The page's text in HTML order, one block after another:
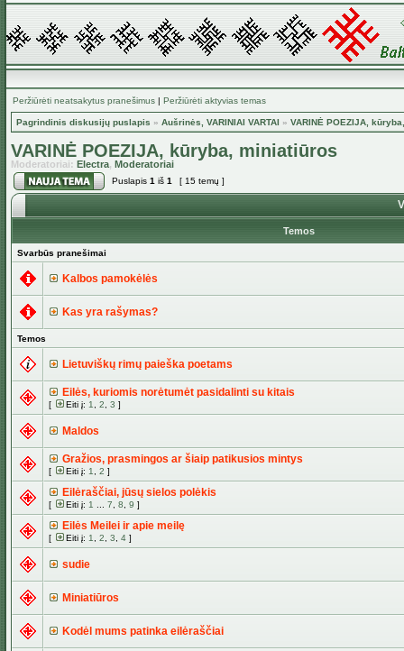
Peržiūrėti neatsakytus pranešimus | Peržiūrėti aktyvias temas
Pagrindinis diskusijų puslapis » Aušrinės, VARINIAI VARTAI » VARINĖ POEZIJA,
VARINĖ POEZIJA, kūryba, miniatiūros
Moderatoriai: Electra, Moderatoriai
Puslapis 1 iš 1 [ 15 temų ]
Temos
Svarbūs pranešimai
Kalbos pamokėlės
Kas yra rašymas?
Temos
Lietuviškų rimų paieška poetams
Eilės, kuriomis norėtumėt pasidalinti su kitais
[ Eiti į: 1 2 3 ]
Maldos
Gražios, prasmingos ar šiaip patikusios mintys
[ Eiti į: 1 2 ]
Eilėraščiai, jūsų sielos polėkis
[ Eiti į: 1 7 8 9 ]
Eilės Meilei ir apie meilę
[ Eiti į: 1 2 3 4 ]
sudie
Miniatiūros
Kodėl mums patinka eilėraščiai